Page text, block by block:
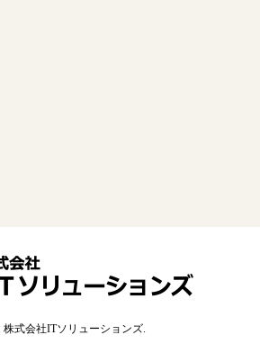
株式会社ITソリューションズ